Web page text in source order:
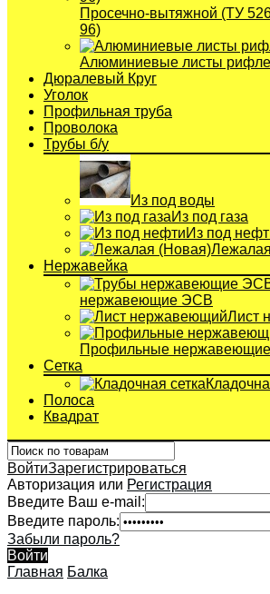
Просечно-вытяжной (ТУ
96)
Алюминиевые листы
Дюралевый Круг
Уголок
Профильная труба
Проволока
Трубы б/у
Из под воды
Из под газа
Из под
Нержавейка
нержавеющие ЭСВ
Лист
Профильные
Сетка
Полоса
Квадрат
ВойтиЗарегистрироваться
Авторизация или Регистрация
Введите Ваш e-mail:
Введите пароль:
Забыли пароль?
Войти
Главная Балка